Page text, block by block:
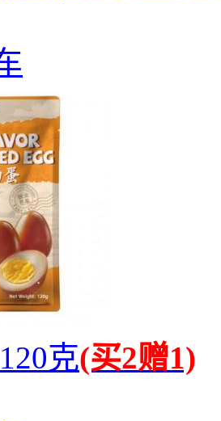
克(买2赠1)